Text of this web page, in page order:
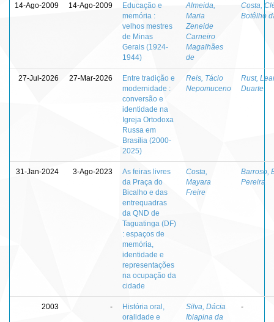
14-Ago-2009 14-Ago-2009
Educação e
memória :
velhos mestres
de Minas
Gerais (1924-
1944)
Almeida,
Maria
Zeneide
Carneiro
Magalhães
de
Costa,
Botêlho
27-Jul-2026 27-Mar-2026
Entre tradição e
modernidade :
conversão e
identidade na
Igreja Ortodoxa
Russa em
Brasília (2000-
2025)
Reis, Tácio
Nepomuceno
Rust,
Duarte
31-Jan-2024 3-Ago-2023
As feiras livres
da Praça do
Bicalho e das
entrequadras
da QND de
Taguatinga (DF)
: espaços de
memória,
identidade e
representações
na ocupação da
cidade
Costa,
Mayara
Freire
Barroso,
Pereira
2003 -
História oral,
oralidade e
Silva, Dácia
Ibiapina da
-